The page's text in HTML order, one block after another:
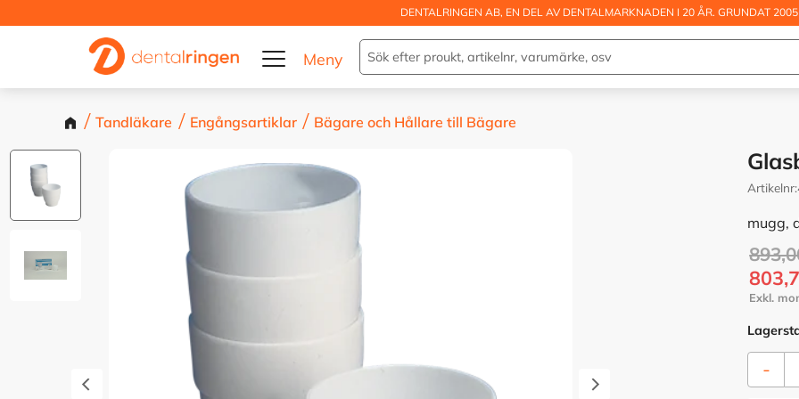
DENTALRINGEN AB, EN DEL AV DENTALMARKNADEN I 20 ÅR. GRUNDAT 2005
Tandläkare Engångsartiklar Bägare och Hållare till Bägare
Artikelnr
mugg,
-